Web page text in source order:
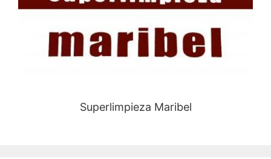
Superlimpieza Maribel